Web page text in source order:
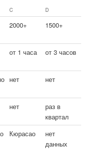
C
D
2000+ 1500+
от 1 часа от 3 часов
нет нет
нет
раз в
квартал
Кюрасао
нет
данных